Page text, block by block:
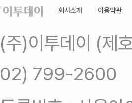
회사소개 이용약관
(주)이투데이 (제
02) 799-2600